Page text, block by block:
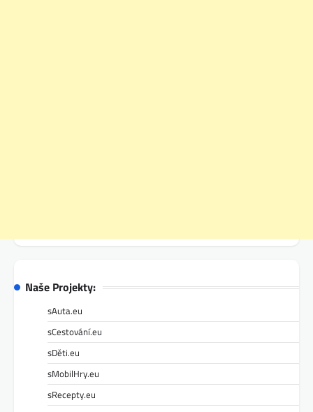
Naše Projekty:
sAuta.eu
sCestování.eu
sDěti.eu
sMobilHry.eu
sRecepty.eu